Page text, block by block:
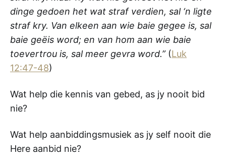
dinge gedoen het wat straf verdien, sal ‘n ligte
straf kry. Van elkeen aan wie baie gegee is, sal
baie geëis word; en van hom aan wie baie
toevertrou is, sal meer gevra word.”(Luk
12:47-48)
Wat help die kennis van gebed, as jy nooit bid
nie?
Wat help aanbiddingsmusiek as jy self nooit die
Here aanbid nie?